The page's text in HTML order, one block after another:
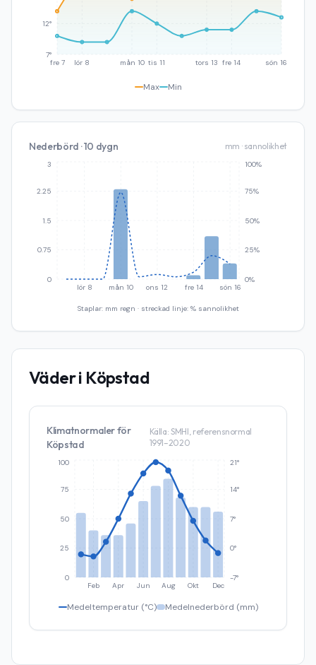
fre 7 lör 8 mån 10 tis 11 tors 13 fre 14 sön 16
7°
12°
Max Min
Nederbörd · 10 dygn mm · sannolikhet
lör 8 mån 10 ons 12 fre 14 sön 16
0
0.75
1.5
2.25
3
0%
25%
50%
75%
100%
Staplar: mm regn · streckad linje: % sannolikhet
Väder i Köpstad
Klimatnormaler för
Köpstad
Källa: SMHI, referensnormal
1991–2020
Feb Apr Jun Aug Okt Dec
0
25
50
75
100
-7°
0°
7°
14°
21°
Medeltemperatur (°C) Medelnederbörd (mm)